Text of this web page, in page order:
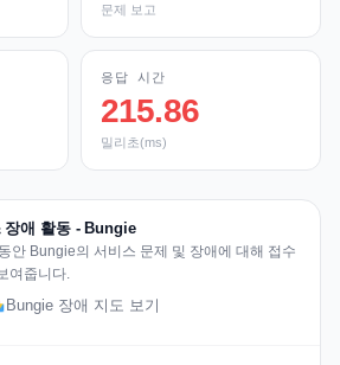
문제 보고
응답 시간
215.86
밀리초(ms)
장애 활동 - Bungie
안 Bungie의 서비스 문제 및 장애에 대해 접수
여줍니다.
Bungie 장애 지도 보기